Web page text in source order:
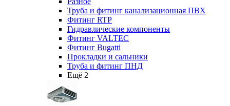
Труба и фитинг канализационная ПВХ
Фитинг RTP
Гидравлические компоненты
Фитинг VALTEC
Фитинг Bugatti
Прокладки и сальники
Труба и фитинг ПНД
Ещё 2